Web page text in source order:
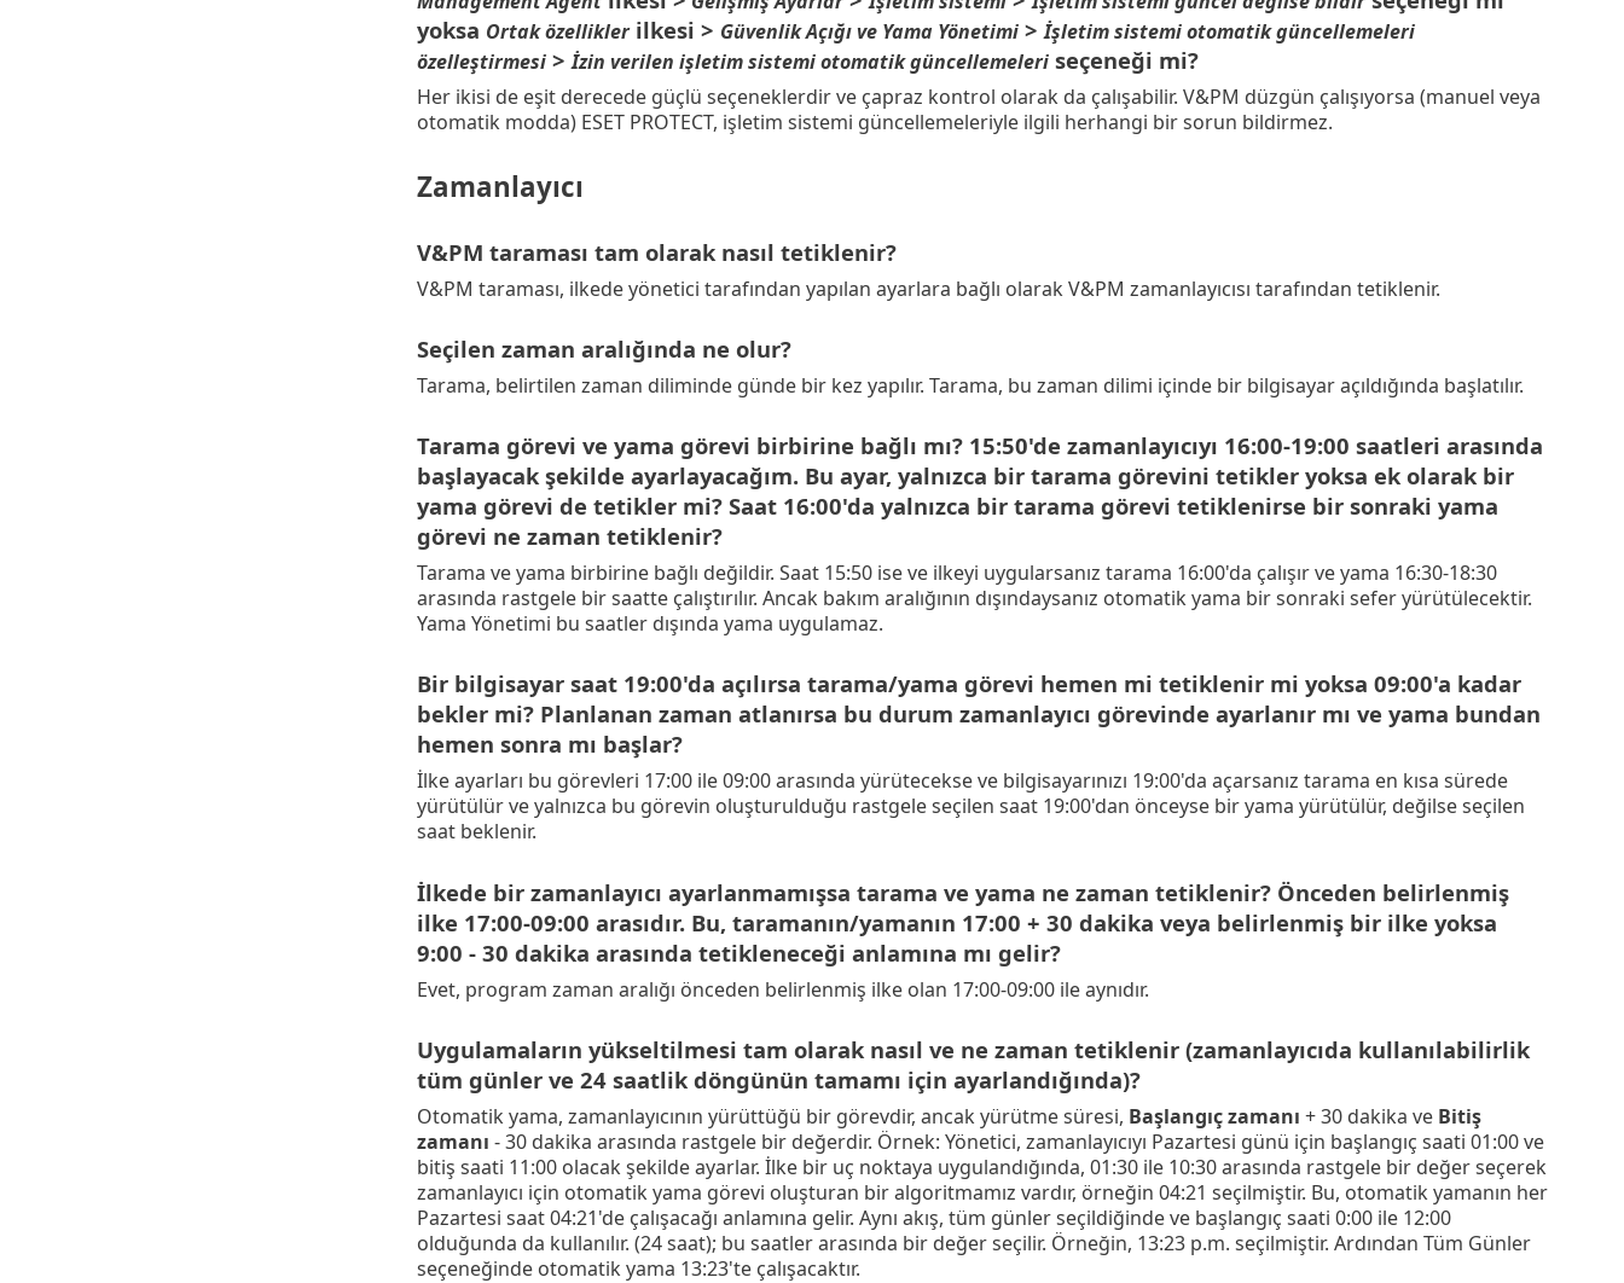
yoksa Ortak özelliklerilkesi > Güvenlik Açığı ve Yama Yönetimi>İşletim sistemi otomatik güncellemeleri
özelleştirmesi>İzin verilen işletim sistemi otomatik güncellemeleriseçeneği mi?
Her ikisi de eşit derecede güçlü seçeneklerdir ve çapraz kontrol olarak da çalışabilir. V&PM düzgün çalışıyorsa (manuel veya
otomatik modda) ESET PROTECT, işletim sistemi güncellemeleriyle ilgili herhangi bir sorun bildirmez.
Zamanlayıcı
V&PM taraması tam olarak nasıl tetiklenir?
V&PM taraması, ilkede yönetici tarafından yapılan ayarlara bağlı olarak V&PM zamanlayıcısı tarafından tetiklenir.
Seçilen zaman aralığında ne olur?
Tarama, belirtilen zaman diliminde günde bir kez yapılır. Tarama, bu zaman dilimi içinde bir bilgisayar açıldığında başlatılır.
Tarama görevi ve yama görevi birbirine bağlı mı? 15:50'de zamanlayıcıyı 16:00-19:00 saatleri arasında
başlayacak şekilde ayarlayacağım. Bu ayar, yalnızca bir tarama görevini tetikler yoksa ek olarak bir
yama görevi de tetikler mi? Saat 16:00'da yalnızca bir tarama görevi tetiklenirse bir sonraki yama
görevi ne zaman tetiklenir?
Tarama ve yama birbirine bağlı değildir. Saat 15:50 ise ve ilkeyi uygularsanız tarama 16:00'da çalışır ve yama 16:30-18:30
arasında rastgele bir saatte çalıştırılır. Ancak bakım aralığının dışındaysanız otomatik yama bir sonraki sefer yürütülecektir.
Yama Yönetimi bu saatler dışında yama uygulamaz.
Bir bilgisayar saat 19:00'da açılırsa tarama/yama görevi hemen mi tetiklenir mi yoksa 09:00'a kadar
bekler mi? Planlanan zaman atlanırsa bu durum zamanlayıcı görevinde ayarlanır mı ve yama bundan
hemen sonra mı başlar?
İlke ayarları bu görevleri 17:00 ile 09:00 arasında yürütecekse ve bilgisayarınızı 19:00'da açarsanız tarama en kısa sürede
yürütülür ve yalnızca bu görevin oluşturulduğu rastgele seçilen saat 19:00'dan önceyse bir yama yürütülür, değilse seçilen
saat beklenir.
İlkede bir zamanlayıcı ayarlanmamışsa tarama ve yama ne zaman tetiklenir? Önceden belirlenmiş
ilke 17:00-09:00 arasıdır. Bu, taramanın/yamanın 17:00 + 30 dakika veya belirlenmiş bir ilke yoksa
9:00 - 30 dakika arasında tetikleneceği anlamına mı gelir?
Evet, program zaman aralığı önceden belirlenmiş ilke olan 17:00-09:00 ile aynıdır.
Uygulamaların yükseltilmesi tam olarak nasıl ve ne zaman tetiklenir (zamanlayıcıda kullanılabilirlik
tüm günler ve 24 saatlik döngünün tamamı için ayarlandığında)?
Otomatik yama, zamanlayıcının yürüttüğü bir görevdir, ancak yürütme süresi, Başlangıç zamanı + 30 dakika ve Bitiş
zamanı - 30 dakika arasında rastgele bir değerdir. Örnek: Yönetici, zamanlayıcıyı Pazartesi günü için başlangıç saati 01:00 ve
bitiş saati 11:00 olacak şekilde ayarlar. İlke bir uç noktaya uygulandığında, 01:30 ile 10:30 arasında rastgele bir değer seçerek
zamanlayıcı için otomatik yama görevi oluşturan bir algoritmamız vardır, örneğin 04:21 seçilmiştir. Bu, otomatik yamanın her
Pazartesi saat 04:21'de çalışacağı anlamına gelir. Aynı akış, tüm günler seçildiğinde ve başlangıç saati 0:00 ile 12:00
olduğunda da kullanılır. (24 saat); bu saatler arasında bir değer seçilir. Örneğin, 13:23 p.m. seçilmiştir. Ardından Tüm Günler
seçeneğinde otomatik yama 13:23'te çalışacaktır.